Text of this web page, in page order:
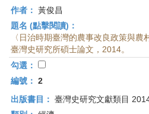
作者： 黃俊昌
題名 (點擊閱讀)：
〈日治時期臺灣的農事改良政策與
臺灣史研究所碩士論文，2014。
勾選：
編號： 2
出版書目： 臺灣史研究文獻類目